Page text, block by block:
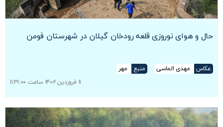
حال و هوای نوروزی قلعه رودخان گیلان در شهرستان فومن
عکاس مهدی الماسی منبع
مهر
۱۱ فروردین ۱۴۰۲ ساعت ۱۱:۳۱:۰۰